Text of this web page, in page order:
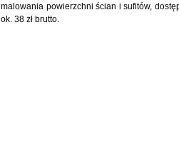
malowania powierzchni ścian i sufitów,
ok. 38 zł brutto.